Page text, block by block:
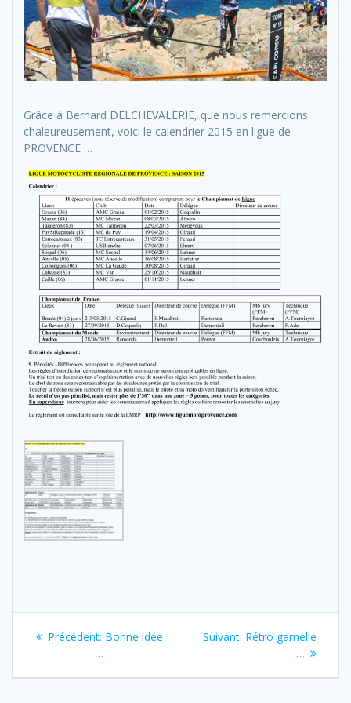
Grâce à Bernard DELCHEVALERIE, que nous remercions
chaleureusement, voici le calendrier 2015 en ligue de
PROVENCE …
Navigation
Précédent: Previous
Bonne idée
…
Suivant: Next
Rétro gamelle
…